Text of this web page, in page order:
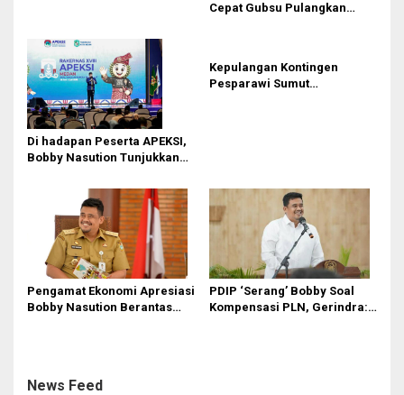
Cepat Gubsu Pulangkan
Di hadapan Peserta APEKSI,
Bobby Nasution Tunjukkan
Medan di Eranya
Kepulangan Kontingen
Pesparawi Sumut
Pengamat Ekonomi Apresiasi
Bobby Nasution Berantas
PDIP ‘Serang’ Bobby Soal
Kompensasi PLN, Gerindra:
News Feed